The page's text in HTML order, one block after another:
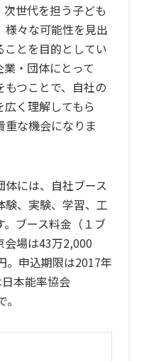
世代を担う子ども
様々な可能性を見出
ことを目的としてい
・団体にとって
つことで、自社の
く理解してもら
重な機会になりま
には、自社ブース
、実験、学習、工
ブース料金（１ブ
会場は43万2,000
。申込期限は2017年
本能率協会